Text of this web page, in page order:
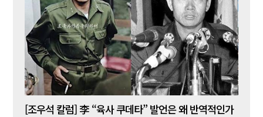
[조우석 칼럼] 李 “육사 쿠데타” 발언은 왜 반역적인가